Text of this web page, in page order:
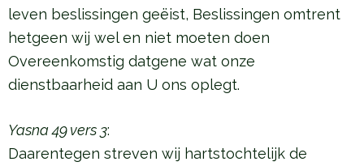
leven beslissingen geëist, Beslissingen omtrent
hetgeen wij wel en niet moeten doen
Overeenkomstig datgene wat onze
dienstbaarheid aan U ons oplegt.
Yasna 49 vers 3:
Daarentegen streven wij hartstochtelijk de